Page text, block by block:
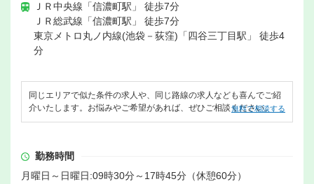
ＪＲ中央線「信濃町駅」 徒歩7分
ＪＲ総武線「信濃町駅」 徒歩7分
東京メトロ丸ノ内線(池袋－荻窪)「四谷三丁目駅」 徒歩4
分
同じエリアで似た条件の求人や、同じ路線の求人なども喜んでご紹
介いたします。お悩みやご希望があれば、ぜひご相談ください。
無料で相談する
勤務時間
月曜日～日曜日:09時30分～17時45分（休憩60分）